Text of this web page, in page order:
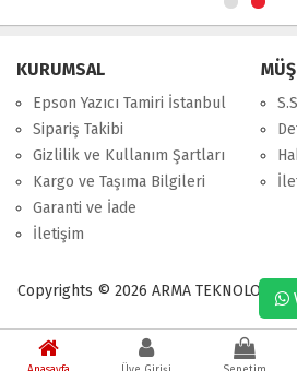
KURUMSAL
Epson Yazıcı Tamiri İstanbul
Sipariş Takibi
Gizlilik ve Kullanım Şartları
Kargo ve Taşıma Bilgileri
Garanti ve İade
İletişim
Copyrights © 2026 ARMA TEKNOLOJİ VE